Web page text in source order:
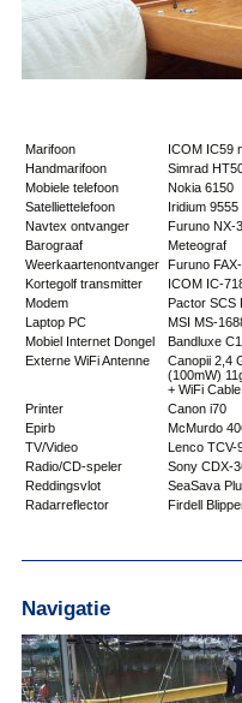
Marifoon
ICOM IC59
Handmarifoon
Simrad
Mobiele telefoon
Nokia 6150
Satelliettelefoon
Iridium 9555
Navtex ontvanger
Furuno NX-
Barograaf
Meteograf
Weerkaartenontvanger Furuno
Kortegolf transmitter
ICOM IC-
Modem
Pactor SCS
Laptop PC
MSI MS-
Mobiel Internet Dongel
Bandluxe
Externe WiFi Antenne
Canopii 2,4
(100mW)
+ WiFi
Printer
Canon i70
Epirb
McMurdo
TV/Video
Lenco TCV-
Radio/CD-speler
Sony CDX-
Reddingsvlot
SeaSava
Radarreflector
Firdell
Navigatie